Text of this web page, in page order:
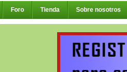
Foro Tienda Sobre nosotros